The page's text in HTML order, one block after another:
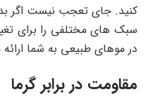
کنید. جای تعجب نیست اگر
سبک های مختلفی را برای
در موهای طبیعی به شما
مقاومت در برابر گرما